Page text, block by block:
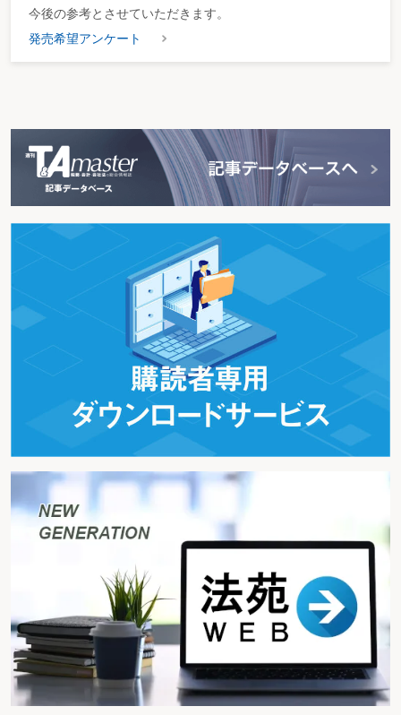
今後の参考とさせていただきます。
発売希望アンケート